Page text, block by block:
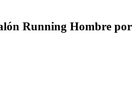
Running Hombre por